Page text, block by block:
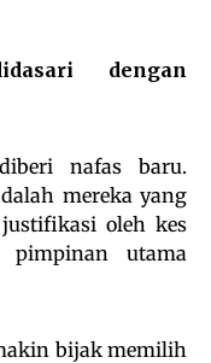
dengan
nafas baru.
mereka yang
oleh kes
pimpinan utama
bijak memilih